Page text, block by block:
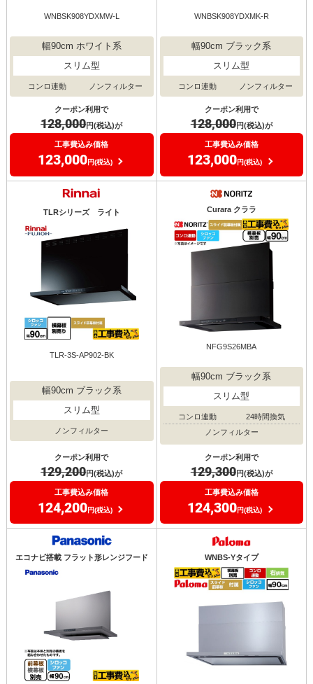
WNBSK908YDXMW-L
幅90cm ホワイト系
スリム型
コンロ連動 ノンフィルター
クーポン利用で
128,000円(税込)が
工事費込み価格
123,000円(税込)
WNBSK908YDXMK-R
幅90cm ブラック系
スリム型
コンロ連動 ノンフィルター
クーポン利用で
128,000円(税込)が
工事費込み価格
123,000円(税込)
TLRシリーズ ライト
TLR-3S-AP902-BK
幅90cm ブラック系
スリム型
ノンフィルター
クーポン利用で
129,200円(税込)が
工事費込み価格
124,200円(税込)
Curara クララ
NFG9S26MBA
幅90cm ブラック系
スリム型
コンロ連動
24時間換気
ノンフィルター
クーポン利用で
129,300円(税込)が
工事費込み価格
124,300円(税込)
エコナビ搭載 フラット形レンジフード WNBS-Yタイプ